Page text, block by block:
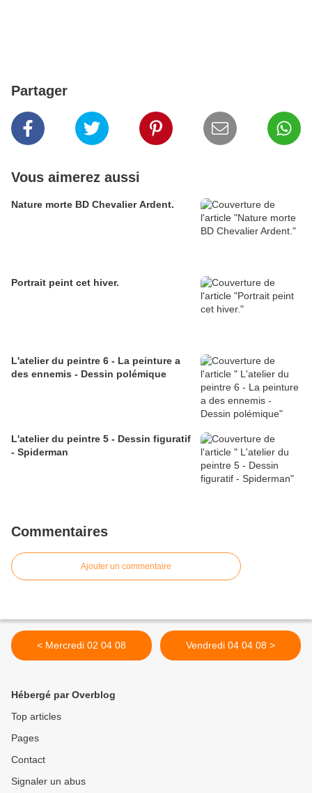
Partager
Vous aimerez aussi
Nature morte BD Chevalier Ardent.
Portrait peint cet hiver.
L'atelier du peintre 6 - La peinture a
des ennemis - Dessin polémique
L'atelier du peintre 5 - Dessin figuratif
- Spiderman
Commentaires
Ajouter un commentaire
< Mercredi 02 04 08 Vendredi 04 04 08 >
Hébergé par Overblog
Top articles
Pages
Contact
Signaler un abus